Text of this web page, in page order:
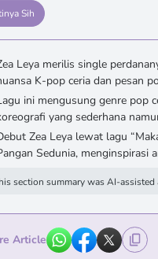
Sih
Leya merilis single
K-pop ceria dan pesan
ini mengusung genre pop
yang sederhana
Zea Leya lewat lagu
Sedunia, menginspirasi
section summary was AI-
Article